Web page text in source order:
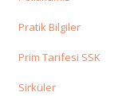
Pratik Bilgiler
Prim Tarifesi SSK
Sirküler